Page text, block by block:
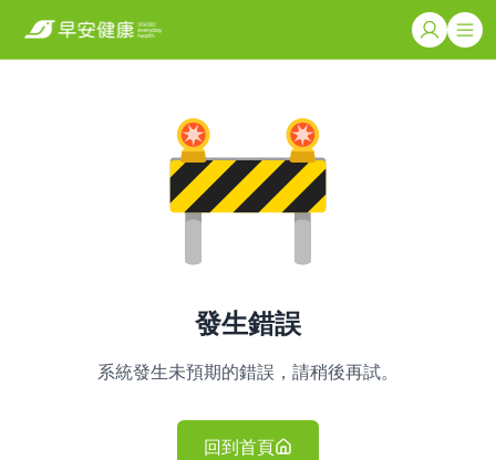
發生錯誤
系統發生未預期的錯誤，請稍後再試。
回到首頁